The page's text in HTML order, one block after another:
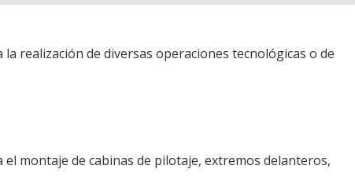
realización de diversas operaciones tecnológicas o de
montaje de cabinas de pilotaje, extremos delanteros,